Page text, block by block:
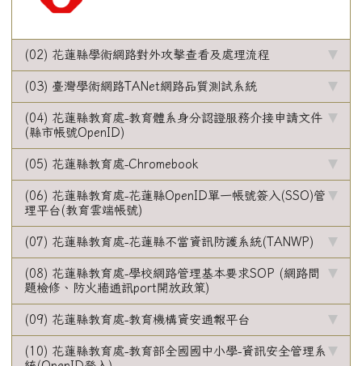
(02) 花蓮縣學術網路對外攻擊查看及處理流程
(03) 臺灣學術網路TANet網路品質測試系統
(04) 花蓮縣教育處-教育體系身分認證服務介接申請文件
(縣市帳號OpenID)
(05) 花蓮縣教育處-Chromebook
(06) 花蓮縣教育處-花蓮縣OpenID單一帳號簽入(SSO)管
理平台(教育雲端帳號)
(07) 花蓮縣教育處-花蓮縣不當資訊防護系統(TANWP)
(08) 花蓮縣教育處-學校網路管理基本要求SOP (網路問
題檢修、防火牆通訊port開放政策)
(09) 花蓮縣教育處-教育機構資安通報平台
(10) 花蓮縣教育處-教育部全國國中小學-資訊安全管理系